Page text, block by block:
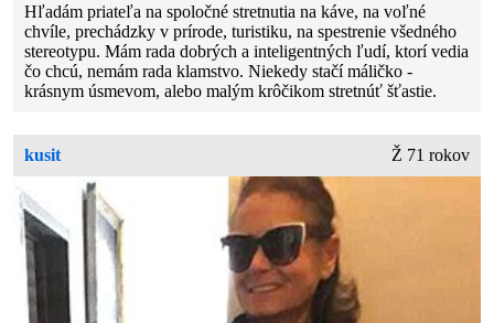
Hľadám priateľa na spoločné stretnutia na káve, na voľné
chvíle, prechádzky v prírode, turistiku, na spestrenie všedného
stereotypu. Mám rada dobrých a inteligentných ľudí, ktorí vedia
čo chcú, nemám rada klamstvo. Niekedy stačí máličko -
krásnym úsmevom, alebo malým krôčikom stretnúť šťastie.
kusit Ž 71 rokov